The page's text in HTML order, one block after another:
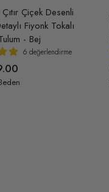
Çiçek Desenli
Fiyonk Tokalı
- Bej
6 değerlendirme